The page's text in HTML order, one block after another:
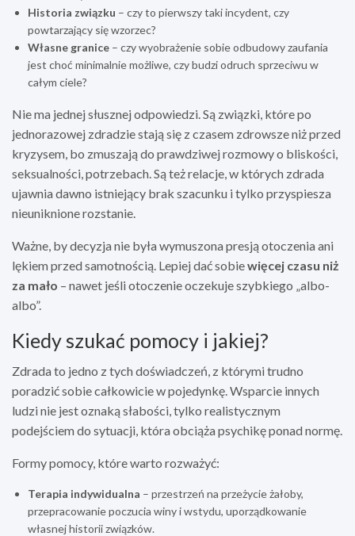
Historia związku – czy to pierwszy taki incydent, czy
powtarzający się wzorzec?
Własne granice – czy wyobrażenie sobie odbudowy zaufania
jest choć minimalnie możliwe, czy budzi odruch sprzeciwu w
całym ciele?
Nie ma jednej słusznej odpowiedzi. Są związki, które po
jednorazowej zdradzie stają się z czasem zdrowsze niż przed
kryzysem, bo zmuszają do prawdziwej rozmowy o bliskości,
seksualności, potrzebach. Są też relacje, w których zdrada
ujawnia dawno istniejący brak szacunku i tylko przyspiesza
nieuniknione rozstanie.
Ważne, by decyzja nie była wymuszona presją otoczenia ani
lękiem przed samotnością. Lepiej dać sobiewięcej czasu niż
za mało – nawet jeśli otoczenie oczekuje szybkiego „albo-
albo”.
Kiedy szukać pomocy i jakiej?
Zdrada to jedno z tych doświadczeń, z którymi trudno
poradzić sobie całkowicie w pojedynkę. Wsparcie innych
ludzi nie jest oznaką słabości, tylko realistycznym
podejściem do sytuacji, która obciąża psychikę ponad normę.
Formy pomocy, które warto rozważyć:
Terapia indywidualna – przestrzeń na przeżycie żałoby,
przepracowanie poczucia winy i wstydu, uporządkowanie
własnej historii związków.